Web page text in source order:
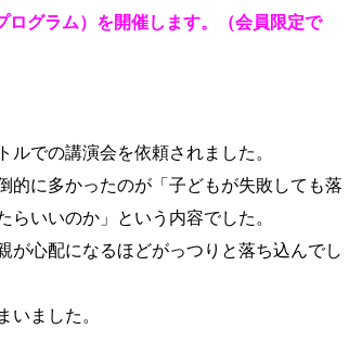
グラム）を開催します。（会員限定で
での講演会を依頼されました。
的に多かったのが「子どもが失敗しても落
いいのか」という内容でした。
が心配になるほどがっつりと落ち込んでし
いました。